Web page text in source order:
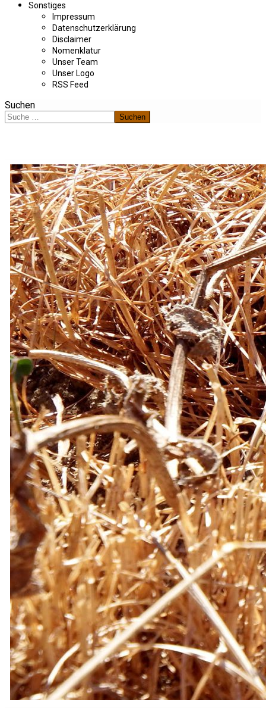
Sonstiges
Impressum
Datenschutzerklärung
Disclaimer
Nomenklatur
Unser Team
Unser Logo
RSS Feed
Suchen
Suchen